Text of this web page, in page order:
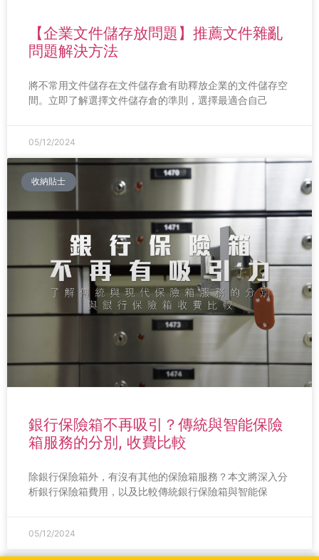
【企業文件儲存放問題】推薦文件雜亂
問題解決方法
將不常用文件儲存在文件儲存倉有助釋放企業的文件儲存空
間。立即了解選擇文件儲存倉的準則，選擇最適合自己
05/12/2024
收納貼士
銀行保險箱不再吸引？傳統與智能保險
箱服務的分別, 收費比較
除銀行保險箱外，有沒有其他的保險箱服務？本文將深入分
析銀行保險箱費用，以及比較傳統銀行保險箱與智能保
05/12/2024